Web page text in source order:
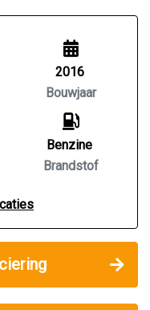
2016
Bouwjaar
Benzine
Brandstof